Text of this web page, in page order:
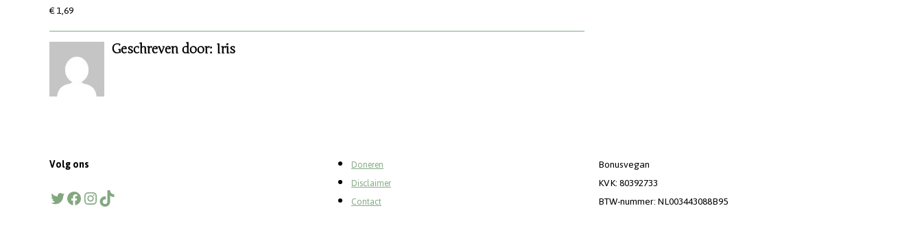
€ 1,69
Geschreven door: Iris
Volg ons
Twitter
Facebook
Instagram
TikTok
Doneren
Disclaimer
Contact
Bonusvegan
KVK: 80392733
BTW-nummer: NL003443088B95